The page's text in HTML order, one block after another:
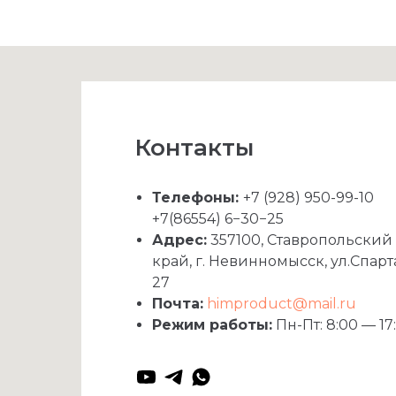
Контакты
Телефоны: +7 (928) 950-99-10
+7(86554) 6−30−25
Адрес: 357100, Ставропольский
край, г. Невинномысск,
27
Почта: himproduct@mail.ru
Режим работы: Пн-Пт: 8:00 —